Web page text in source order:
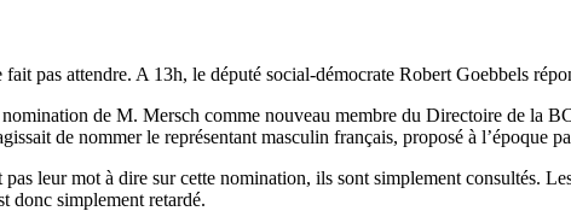
pas attendre. A 13h, le député social-démocrate Robert Goebbels
de M. Mersch comme nouveau membre du Directoire de la
de nommer le représentant masculin français, proposé à
pas leur mot à dire sur cette nomination, ils sont simplement consultés.
donc simplement retardé.